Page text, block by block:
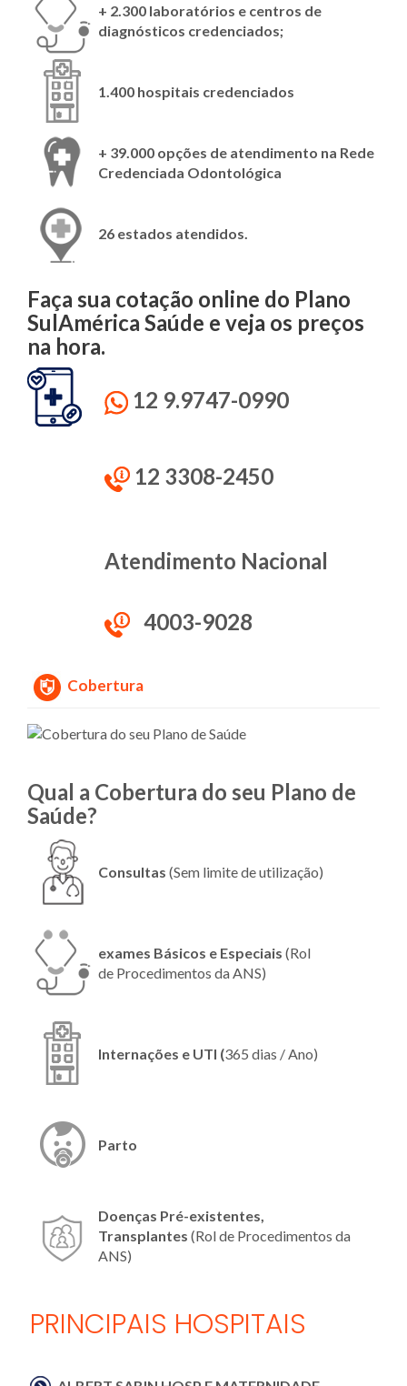
+ 2.300 laboratórios e centros de
diagnósticos credenciados;
1.400 hospitais credenciados
+ 39.000 opções de atendimento na Rede
Credenciada Odontológica
26 estados atendidos.
Faça sua cotação online do Plano
SulAmérica Saúde e veja os preços
na hora.
12 9.9747-0990
12 3308-2450
Atendimento Nacional
4003-9028
Cobertura
Qual a Cobertura do seu Plano de
Saúde?
Consultas (Sem limite de utilização)
exames Básicos e Especiais (Rol
de Procedimentos da ANS)
Internações e UTI (365 dias / Ano)
Parto
Doenças Pré-existentes,
Transplantes (Rol de Procedimentos da
ANS)
PRINCIPAIS HOSPITAIS